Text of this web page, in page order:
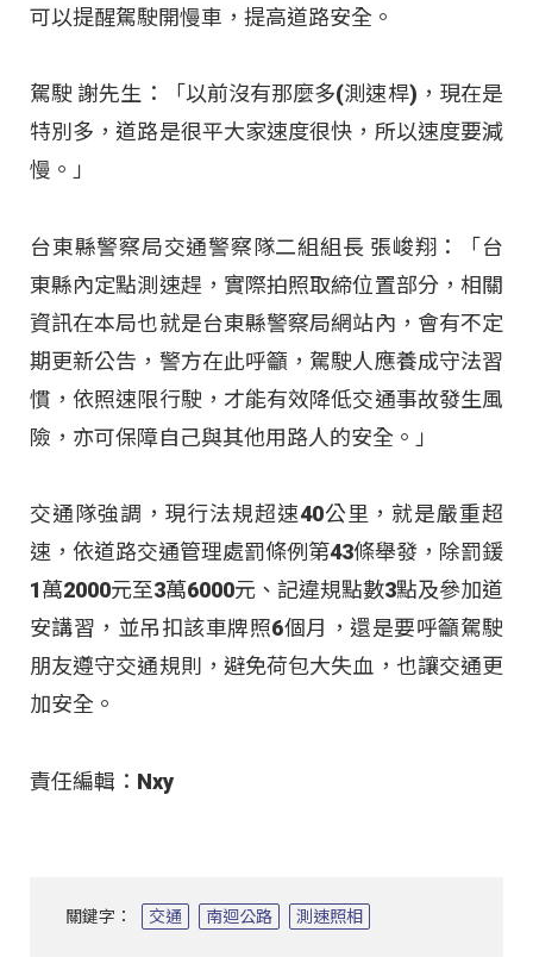
可以提醒駕駛開慢車，提高道路安全。
駕駛 謝先生：「以前沒有那麼多(測速桿)，現在是
特別多，道路是很平大家速度很快，所以速度要減
慢。」
台東縣警察局交通警察隊二組組長 張峻翔：「台
東縣內定點測速趕，實際拍照取締位置部分，相關
資訊在本局也就是台東縣警察局網站內，會有不定
期更新公告，警方在此呼籲，駕駛人應養成守法習
慣，依照速限行駛，才能有效降低交通事故發生風
險，亦可保障自己與其他用路人的安全。」
交通隊強調，現行法規超速40公里，就是嚴重超
速，依道路交通管理處罰條例第43條舉發，除罰鍰
1萬2000元至3萬6000元、記違規點數3點及參加道
安講習，並吊扣該車牌照6個月，還是要呼籲駕駛
朋友遵守交通規則，避免荷包大失血，也讓交通更
加安全。
責任編輯：Nxy
關鍵字： 交通 南迴公路 測速照相